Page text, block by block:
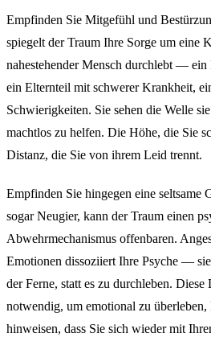
Empfinden Sie Mitgefühl und
spiegelt der Traum Ihre Sorge um eine
nahestehender Mensch durchlebt — ein
ein Elternteil mit schwerer Krankheit,
Schwierigkeiten. Sie sehen die Welle
machtlos zu helfen. Die Höhe, die Sie
Distanz, die Sie von ihrem Leid trennt.
Empfinden Sie hingegen eine
sogar Neugier, kann der Traum einen
Abwehrmechanismus offenbaren.
Emotionen dissoziiert Ihre Psyche —
der Ferne, statt es zu durchleben.
notwendig, um emotional zu überleben,
hinweisen, dass Sie sich wieder mit